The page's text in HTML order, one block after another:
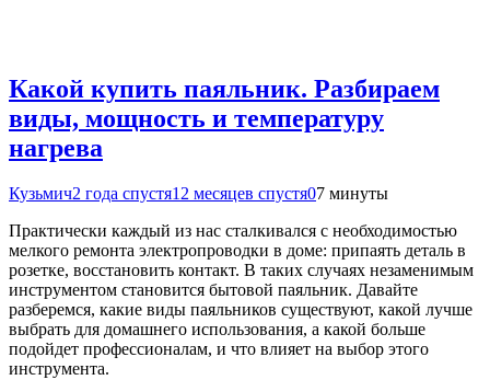
Какой купить паяльник. Разбираем
виды, мощность и температуру
нагрева
Кузьмич2 года спустя12 месяцев спустя07 минуты
Практически каждый из нас сталкивался с необходимостью
мелкого ремонта электропроводки в доме: припаять деталь в
розетке, восстановить контакт. В таких случаях незаменимым
инструментом становится бытовой паяльник. Давайте
разберемся, какие виды паяльников существуют, какой лучше
выбрать для домашнего использования, а какой больше
подойдет профессионалам, и что влияет на выбор этого
инструмента.